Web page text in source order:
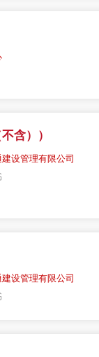
含））
设管理有限公司
设管理有限公司